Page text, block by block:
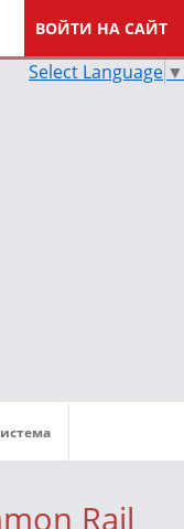
ВОЙТИ НА САЙТ
Select Language ▼
Rail